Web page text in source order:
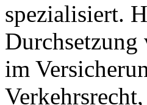
spezialisiert.
Durchsetzung
im